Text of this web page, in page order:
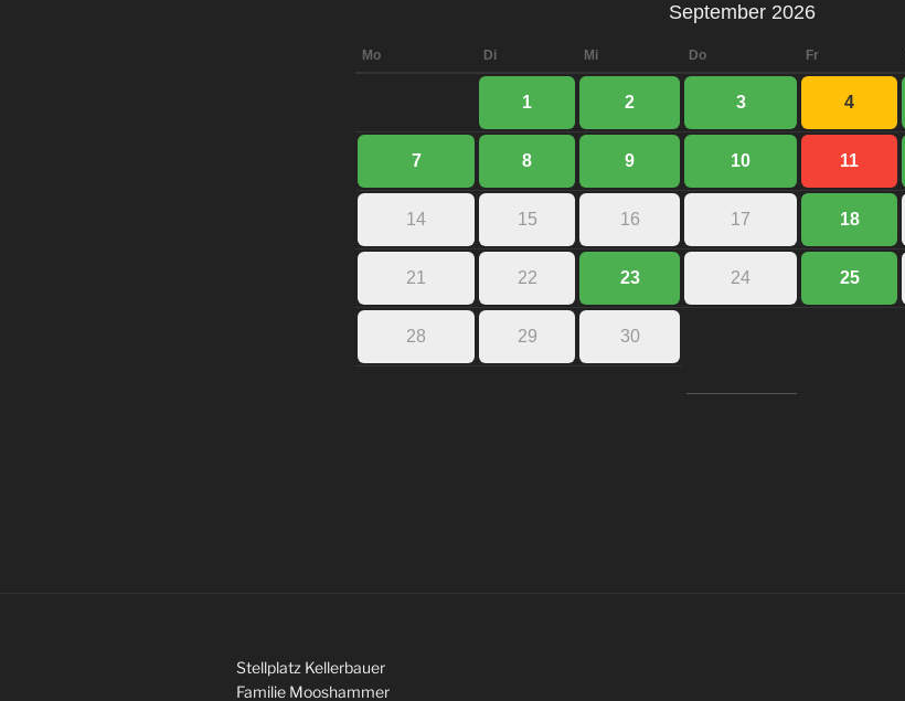
September 2026
Mo Di Mi Do Fr
1 2 3 4
7 8 9 10 11
14 15 16 17 18
21 22 23 24 25
28 29 30
Stellplatz Kellerbauer
Familie Mooshammer